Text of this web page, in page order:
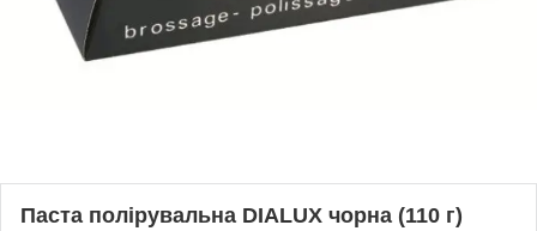
Паста полірувальна DIALUX чорна (110 г)